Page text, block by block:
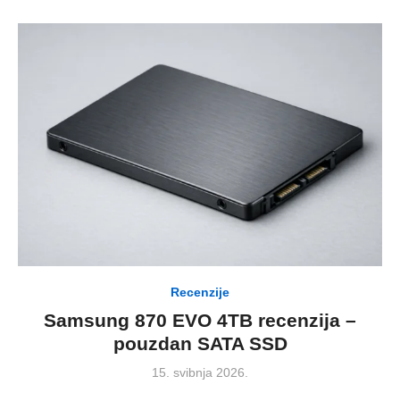
Recenzije
Samsung 870 EVO 4TB recenzija –
pouzdan SATA SSD
Posted
15. svibnja 2026.